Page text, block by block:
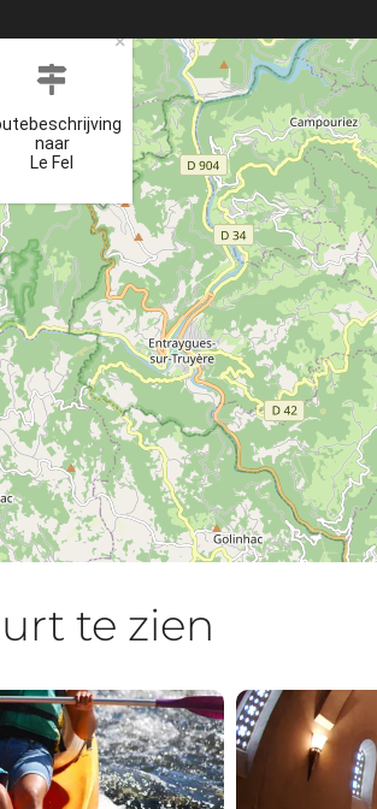
naar
Le Fel
×
te zien